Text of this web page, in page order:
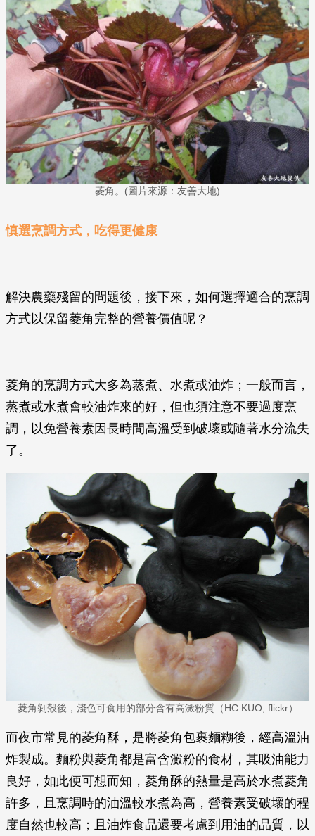
菱角。(圖片來源：友善大地)
慎選烹調方式，吃得更健康
解決農藥殘留的問題後，接下來，如何選擇適合的烹調
方式以保留菱角完整的營養價值呢？
菱角的烹調方式大多為蒸煮、水煮或油炸；一般而言，
蒸煮或水煮會較油炸來的好，但也須注意不要過度烹
調，以免營養素因長時間高溫受到破壞或隨著水分流失
了。
菱角剝殼後，淺色可食用的部分含有高澱粉質（HC KUO, flickr）
而夜市常見的菱角酥，是將菱角包裹麵糊後，經高溫油
炸製成。麵粉與菱角都是富含澱粉的食材，其吸油能力
良好，如此便可想而知，菱角酥的熱量是高於水煮菱角
許多，且烹調時的油溫較水煮為高，營養素受破壞的程
度自然也較高；且油炸食品還要考慮到用油的品質，以